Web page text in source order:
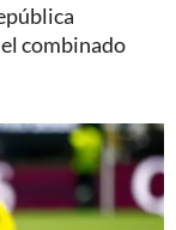
combinado